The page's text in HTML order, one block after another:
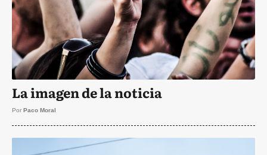
La imagen de la noticia
Por Paco Moral